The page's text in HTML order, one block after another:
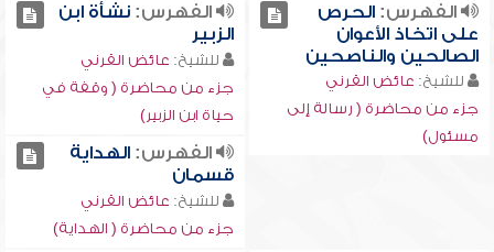
الفهرس:الحرص
على اتخاذ الأعوان
الصالحين والناصحين
للشيخ: عائض القرني
جزء من محاضرة ( رسالة إلى
مسئول)
الفهرس:نشأة ابن
الزبير
للشيخ: عائض القرني
جزء من محاضرة ( وقفة في
حياة ابن الزبير)
الفهرس:الهداية
قسمان
للشيخ: عائض القرني
جزء من محاضرة ( الهداية)